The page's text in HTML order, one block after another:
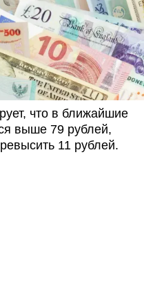
что в ближайшие
выше 79 рублей,
11 рублей.